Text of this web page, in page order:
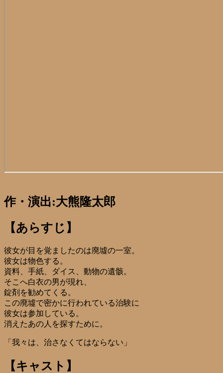
作・演出:大熊隆太郎
【あらすじ】
彼女が目を覚ましたのは廃墟の一室。
彼女は物色する。
資料、手紙、ダイス、動物の遺骸。
そこへ白衣の男が現れ、
錠剤を勧めてくる。
この廃墟で密かに行われている治験に
彼女は参加している。
消えたあの人を探すために。
「我々は、治さなくてはならない」
【キャスト】